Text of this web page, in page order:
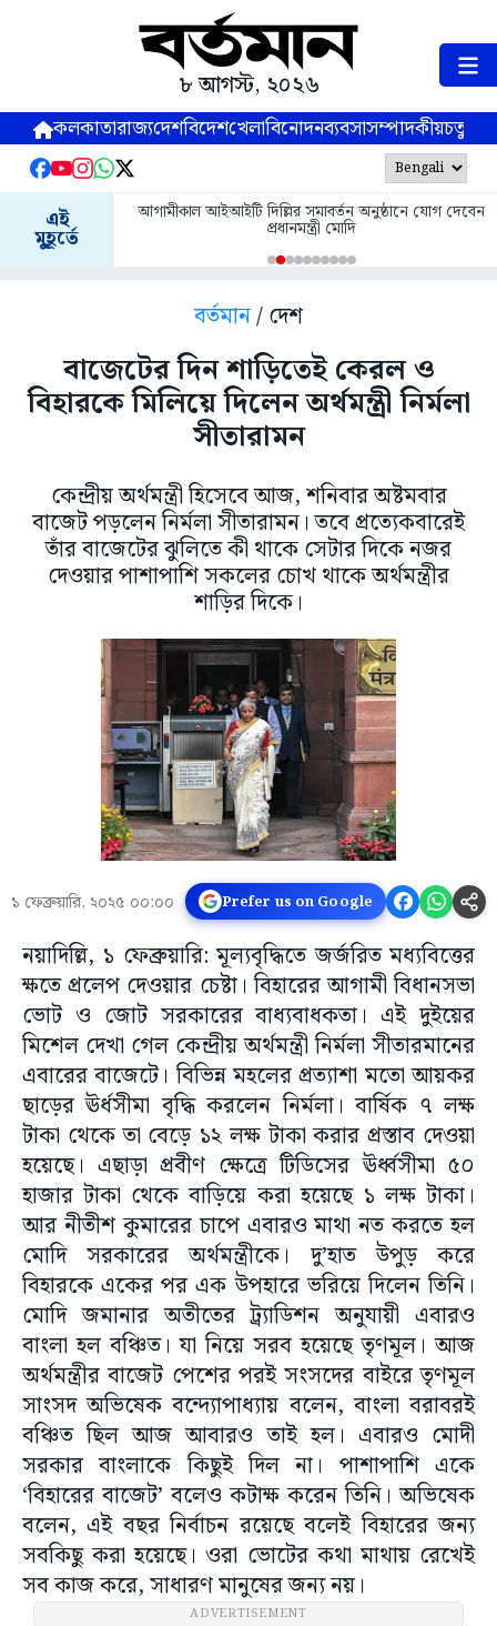
৮ আগস্ট, ২০২৬
কলকাতারাজ্যদেশবিদেশখেলাবিনোদনব্যবসাসম্পাদকীয়
এই
মুহূর্তে
আগামীকাল আইআইটি দিল্লির সমাবর্তন অনুষ্ঠানে যোগ দেবেন
প্রধানমন্ত্রী মোদি
বর্তমান/ দেশ
বাজেটের দিন শাড়িতেই কেরল ও
বিহারকে মিলিয়ে দিলেন অর্থমন্ত্রী নির্মলা
সীতারামন
কেন্দ্রীয় অর্থমন্ত্রী হিসেবে আজ, শনিবার অষ্টমবার
বাজেট পড়লেন নির্মলা সীতারামন। তবে প্রত্যেকবারেই
তাঁর বাজেটের ঝুলিতে কী থাকে সেটার দিকে নজর
দেওয়ার পাশাপাশি সকলের চোখ থাকে অর্থমন্ত্রীর
শাড়ির দিকে।
১ ফেব্রুয়ারি, ২০২৫ ০০:০০ Prefer us on Google
নয়াদিল্লি, ১ ফেব্রুয়ারি: মূল্যবৃদ্ধিতে জর্জরিত মধ্যবিত্তের
ক্ষতে প্রলেপ দেওয়ার চেষ্টা। বিহারের আগামী বিধানসভা
ভোট ও জোট সরকারের বাধ্যবাধকতা। এই দুইয়ের
মিশেল দেখা গেল কেন্দ্রীয় অর্থমন্ত্রী নির্মলা সীতারমানের
এবারের বাজেটে। বিভিন্ন মহলের প্রত্যাশা মতো আয়কর
ছাড়ের ঊর্ধসীমা বৃদ্ধি করলেন নির্মলা। বার্ষিক ৭ লক্ষ
টাকা থেকে তা বেড়ে ১২ লক্ষ টাকা করার প্রস্তাব দেওয়া
হয়েছে। এছাড়া প্রবীণ ক্ষেত্রে টিডিসের ঊর্ধ্বসীমা ৫০
হাজার টাকা থেকে বাড়িয়ে করা হয়েছে ১ লক্ষ টাকা।
আর নীতীশ কুমারের চাপে এবারও মাথা নত করতে হল
মোদি সরকারের অর্থমন্ত্রীকে। দু’হাত উপুড় করে
বিহারকে একের পর এক উপহারে ভরিয়ে দিলেন তিনি।
মোদি জমানার অতীতের ট্র্যাডিশন অনুযায়ী এবারও
বাংলা হল বঞ্চিত। যা নিয়ে সরব হয়েছে তৃণমূল। আজ
অর্থমন্ত্রীর বাজেট পেশের পরই সংসদের বাইরে তৃণমূল
সাংসদ অভিষেক বন্দ্যোপাধ্যায় বলেন, বাংলা বরাবরই
বঞ্চিত ছিল আজ আবারও তাই হল। এবারও মোদী
সরকার বাংলাকে কিছুই দিল না। পাশাপাশি একে
‘বিহারের বাজেট’ বলেও কটাক্ষ করেন তিনি। অভিষেক
বলেন, এই বছর নির্বাচন রয়েছে বলেই বিহারের জন্য
সবকিছু করা হয়েছে। ওরা ভোটের কথা মাথায় রেখেই
সব কাজ করে, সাধারণ মানুষের জন্য নয়।
ADVERTISEMENT